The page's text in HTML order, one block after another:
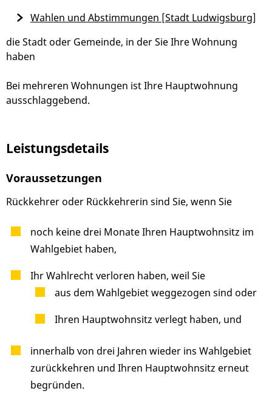
die Stadt oder Gemeinde, in der Sie Ihre Wohnung
haben
Bei mehreren Wohnungen ist Ihre Hauptwohnung
ausschlaggebend.
Wahlen und Abstimmungen [Stadt Ludwigsburg]
Leistungsdetails
Voraussetzungen
Rückkehrer oder Rückkehrerin sind Sie, wenn Sie
noch keine drei Monate Ihren Hauptwohnsitz im
Wahlgebiet haben,
Ihr Wahlrecht verloren haben, weil Sie
aus dem Wahlgebiet weggezogen sind oder
Ihren Hauptwohnsitz verlegt haben, und
innerhalb von drei Jahren wieder ins Wahlgebiet
zurückkehren und Ihren Hauptwohnsitz erneut
begründen.